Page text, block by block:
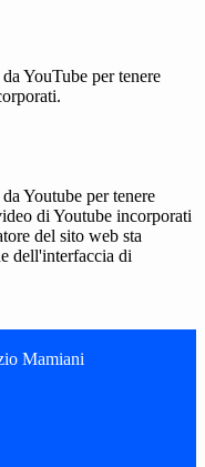
YouTube per tenere
Youtube per tenere
di Youtube incorporati
del sito web sta
dell'interfaccia di
Mamiani